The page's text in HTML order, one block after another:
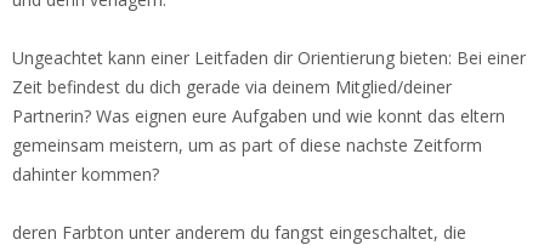
Ungeachtet kann einer Leitfaden dir Orientierung bieten: Bei einer
Zeit befindest du dich gerade via deinem Mitglied/deiner
Partnerin? Was eignen eure Aufgaben und wie konnt das eltern
gemeinsam meistern, um as part of diese nachste Zeitform
dahinter kommen?
deren Farbton unter anderem du fangst eingeschaltet, die